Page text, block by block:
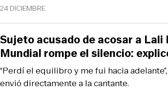
24 DICIEMBRE
“Perdí el equilibro y me fui hacia
envió directamente a la cantante.
Sujeto acusado de acosar a
Mundial rompe el silencio: